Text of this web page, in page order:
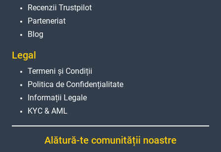
Recenzii Trustpilot
Parteneriat
Blog
Legal
Termeni și Condiții
Politica de Confidențialitate
Informații Legale
KYC & AML
Alătură-te comunității noastre